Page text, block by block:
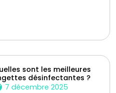
sont les meilleures
désinfectantes ?
7 décembre 2025